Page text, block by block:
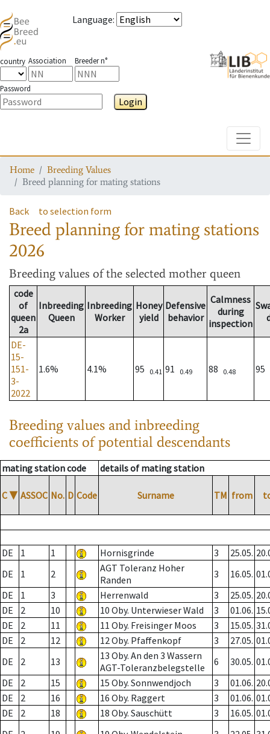
Language:
country Association Breeder n°
Password
Login
Home
Breeding Values
Breed planning for mating stations
Back to selection form
Breed planning for mating stations
2026
Breeding values of the selected mother queen
code
of
queen
2a
Inbreeding
Queen
Inbreeding
Worker
Honey
yield
Defensive
behavior
Calmness
during
inspection
DE-
15-
151-
3-
2022
1.6% 4.1% 95 0.41 91 0.49 88 0.48 95
Breeding values and inbreeding
coefficients of potential descendants
mating station code details of mating station
C ▼ ASSOC No. D Code Surname TM from
DE 1 1 Hornisgrinde 3 25.05.
DE
1 2
AGT Toleranz Hoher
Randen
3 16.05.
DE
1 3 Herrenwald 3 25.05.
DE
2 10 10 Oby. Unterwieser Wald 3 01.06.
DE
2 11 11 Oby. Freisinger Moos 3 15.05.
DE
2 12 12 Oby. Pfaffenkopf 3 27.05.
DE
2 13
13 Oby. An den 3 Wassern
AGT-Toleranzbelegstelle
6 30.05.
DE
2 15 15 Oby. Sonnwendjoch 3 01.06.
DE
2 16 16 Oby. Raggert 3 01.06.
DE
2 18 18 Oby. Sauschütt 3 16.05.